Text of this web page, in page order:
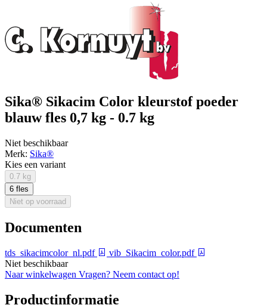
Sika® Sikacim Color kleurstof poeder
blauw fles 0,7 kg - 0.7 kg
Niet beschikbaar
Merk: Sika®
Kies een variant
0.7 kg
6 fles
Niet op voorraad
Documenten
tds_sikacimcolor_nl.pdf
vib_Sikacim_color.pdf
Niet beschikbaar
Naar winkelwagen Vragen? Neem contact op!
Productinformatie